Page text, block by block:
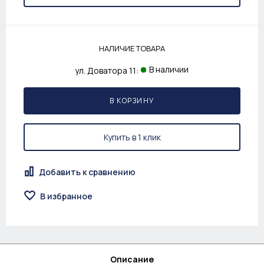
НАЛИЧИЕ ТОВАРА
ул. Доватора 11: В наличии
В КОРЗИНУ
Купить в 1 клик
Добавить к сравнению
В избранное
Описание